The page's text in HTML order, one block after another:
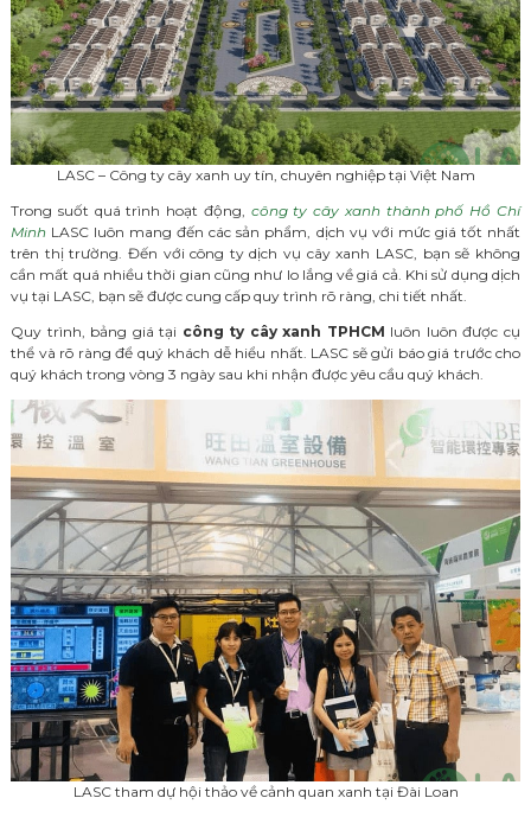
LASC – Công ty cây xanh uy tín, chuyên nghiệp tại Việt Nam
Trong suốt quá trình hoạt động, công ty cây xanh thành phố Hồ Chí
Minh LASC luôn mang đến các sản phẩm, dịch vụ với mức giá tốt nhất
trên thị trường. Đến với công ty dịch vụ cây xanh LASC, bạn sẽ không
cần mất quá nhiều thời gian cũng như lo lắng về giá cả. Khi sử dụng dịch
vụ tại LASC, bạn sẽ được cung cấp quy trình rõ ràng, chi tiết nhất.
Quy trình, bảng giá tại công ty cây xanh TPHCM luôn luôn được cụ
thể và rõ ràng để quý khách dễ hiểu nhất. LASC sẽ gửi báo giá trước cho
quý khách trong vòng 3 ngày sau khi nhận được yêu cầu quý khách.
LASC tham dự hội thảo về cảnh quan xanh tại Đài Loan